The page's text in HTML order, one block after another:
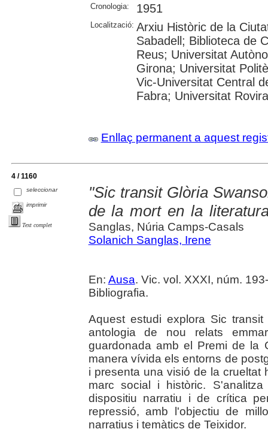
Cronologia: 1951
Localització: Arxiu Històric de la
Sabadell; Biblioteca de
Reus; Universitat
Girona; Universitat
Vic-Universitat Central
Fabra; Universitat
Enllaç permanent a aquest
4 / 1160
seleccionar
imprimir
Text complet
"Sic transit Glòria
de la mort en la
Sanglas, Núria Camps-Casals
Solanich Sanglas, Irene
En: Ausa. Vic. vol. XXXI, núm.
Bibliografia.
Aquest estudi explora Sic
antologia de nou relats
guardonada amb el Premi de la
manera vívida els entorns de
i presenta una visió de la crueltat
marc social i històric.
dispositiu narratiu i de crítica
repressió, amb l'objectiu de
narratius i temàtics de Teixidor.